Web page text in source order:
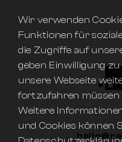
Wir verwenden
Funktionen für
die Zugriffe auf
geben Einwilligung zu
unsere Webseite
fortzufahren müssen
Weitere
und Cookies können